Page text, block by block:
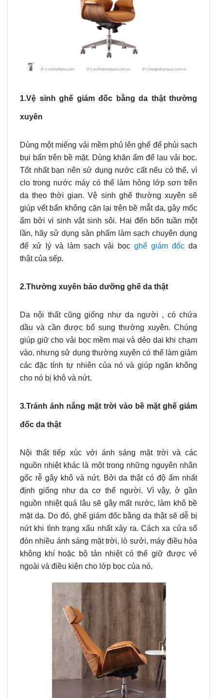
1.Vệ sinh ghế giám đốc bằng da thật thường
xuyên
Dùng một miếng vải mềm phủ lên ghế để phủi sạch
bụi bẩn trên bề mặt. Dùng khăn ẩm để lau vải bọc.
Tốt nhất bạn nên sử dụng nước cất nếu có thể, vì
clo trong nước máy có thể làm hỏng lớp sơn trên
da theo thời gian. Vệ sinh ghế thường xuyên sẽ
giúp vết bẩn không cặn lại trên bề mẳt da, gây mốc
ẩm bởi vi sinh vật sinh sôi. Hai đến bốn tuần một
lần, hãy sử dụng sản phẩm làm sạch chuyên dụng
để xử lý và làm sạch vải bọcghế giám đốc da
thật của sếp.
2.Thường xuyên bảo dưỡng ghế da thật
Da nội thất cũng giống như da người , có chứa
dầu và cần được bổ sung thường xuyên. Chúng
giúp giữ cho vải bọc mềm mại và dẻo dai khi chạm
vào, nhưng sử dụng thường xuyên có thể làm giảm
các đặc tính tự nhiên của nó và giúp ngăn không
cho nó bị khô và nứt.
3.Tránh ánh nắng mặt trời vào bề mặt ghế giám
đốc da thật
Nội thất tiếp xúc với ánh sáng mặt trời và các
nguồn nhiệt khác là một trong những nguyên nhân
gốc rễ gây khô và nứt. Bởi da thật có độ ẩm nhất
định giống như da cơ thể người. Vì vậy, ở gần
nguồn nhiệt quá lâu sẽ gây mất nước, làm khô bề
mặt da. Do đó, ghế giám đốc bằng da thật sẽ dễ bị
nứt khi tình trạng xấu nhất xảy ra. Cách xa cửa sổ
đón nhiều ánh sáng mặt trời, lò sưởi, máy điều hòa
không khí hoặc bộ tản nhiệt có thể giữ được vẻ
ngoài và điều kiện cho lớp bọc của nó.